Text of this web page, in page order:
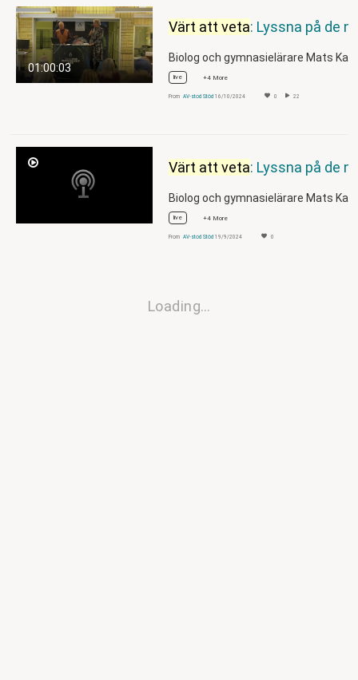
01:00:03
Värt att veta: Lyssna på de nya hedersdoktorerna Mats Karström
live +4 More
From AV-stod Stöd 16/10/2024 0 22
Värt att veta: Lyssna på de nya hedersdoktorerna Mats Karström och Tom Hobbs
live +4 More
From AV-stod Stöd 19/9/2024 0
Loading…